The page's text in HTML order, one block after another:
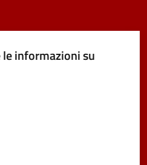
informazioni su